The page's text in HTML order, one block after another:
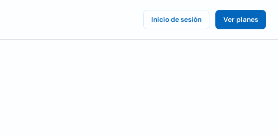
Inicio de sesión Ver planes